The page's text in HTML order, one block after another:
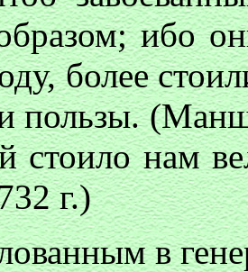
ибо
более
пользы.
стоило нам
г.)
в